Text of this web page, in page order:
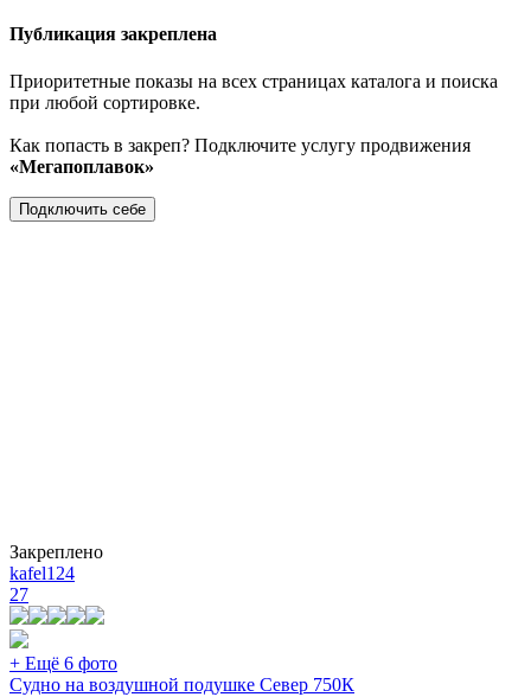
Публикация закреплена
Приоритетные показы на всех страницах каталога и поиска
при любой сортировке.
Как попасть в закреп? Подключите услугу продвижения
«Мегапоплавок»
Подключить себе
Закреплено
kafel124
27
+ Ещё 6 фото
Судно на воздушной подушке Север 750К